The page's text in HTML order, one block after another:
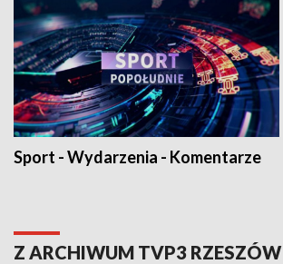
Sport - Wydarzenia - Komentarze
Z ARCHIWUM TVP3 RZESZÓW